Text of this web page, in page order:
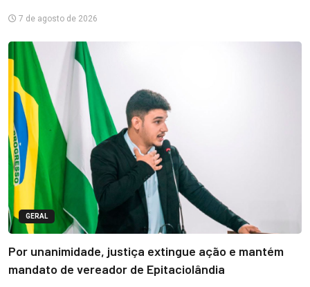
7 de agosto de 2026
GERAL
Por unanimidade, justiça extingue ação e mantém
mandato de vereador de Epitaciolândia